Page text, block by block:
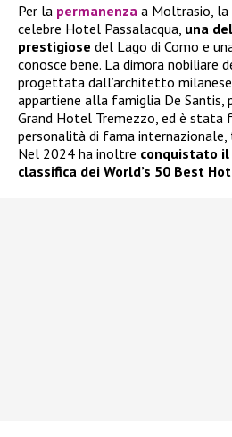
Per la permanenza a Moltrasio, la
celebre Hotel Passalacqua, una
prestigiose del Lago di Como e
conosce bene. La dimora nobiliare
progettata dall’architetto milanese
appartiene alla famiglia De Santis,
Grand Hotel Tremezzo, ed è stata
personalità di fama internazionale,
Nel 2024 ha inoltre conquistato
classifica dei World’s 50 Best